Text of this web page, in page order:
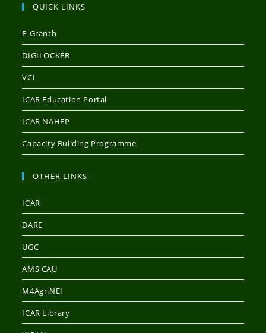
QUICK LINKS
E-Granth
DIGILOCKER
VCI
ICAR Education Portal
ICAR NAHEP
Capacity Building Programme
OTHER LINKS
ICAR
DARE
UGC
AMS CAU
M4AgriNEI
ICAR Library